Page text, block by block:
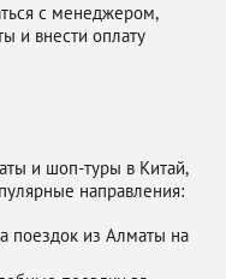
с менеджером,
и внести оплату
и шоп-туры в Китай,
направления:
поездок из Алматы на